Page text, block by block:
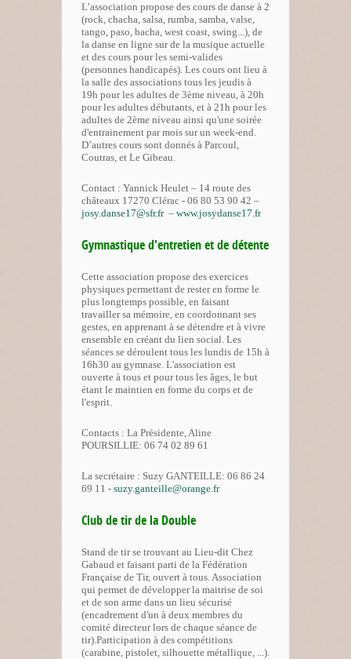
L’association propose des cours de danse à 2
(rock, chacha, salsa, rumba, samba, valse,
tango, paso, bacha, west coast, swing...), de
la danse en ligne sur de la musique actuelle
et des cours pour les semi-valides
(personnes handicapés). Les cours ont lieu à
la salle des associations tous les jeudis à
19h pour les adultes de 3ème niveau, à 20h
pour les adultes débutants, et à 21h pour les
adultes de 2ème niveau ainsi qu'une soirée
d'entrainement par mois sur un week-end.
D’autres cours sont donnés à Parcoul,
Coutras, et Le Gibeau.
Contact : Yannick Heulet – 14 route des
châteaux 17270 Clérac - 06 80 53 90 42 –
josy.danse17@sfr.fr– www.josydanse17.fr
Gymnastique d'entretien et de détente
Cette association propose des exercices
physiques permettant de rester en forme le
plus longtemps possible, en faisant
travailler sa mémoire, en coordonnant ses
gestes, en apprenant à se détendre et à vivre
ensemble en créant du lien social. Les
séances se déroulent tous les lundis de 15h à
16h30 au gymnase. L'association est
ouverte à tous et pour tous les âges, le but
étant le maintien en forme du corps et de
l'esprit.
Contacts : La Présidente, Aline
POURSILLIE: 06 74 02 89 61
La secrétaire : Suzy GANTEILLE: 06 86 24
69 11 - suzy.ganteille@orange.fr
Club de tir de la Double
Stand de tir se trouvant au Lieu-dit Chez
Gabaud et faisant parti de la Fédération
Française de Tir, ouvert à tous. Association
qui permet de développer la maitrise de soi
et de son arme dans un lieu sécurisé
(encadrement d'un à deux membres du
comité directeur lors de chaque séance de
tir).Participation à des compétitions
(carabine, pistolet, silhouette métallique, ...).